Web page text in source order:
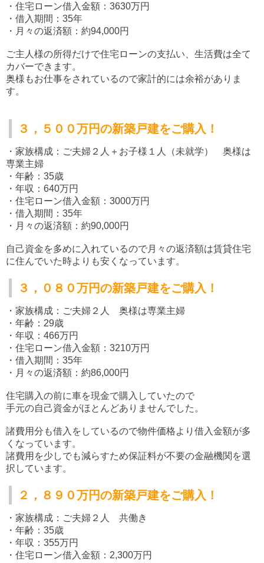
・住宅ローン借入金額：3630万円
・借入期間：35年
・月々の返済額：約94,000円
ご主人様の所得だけで住宅ローンの支払い、生活費は全て
カバーできます。
奥様もお仕事をされているので家計的には余裕がありま
す。
３，５００万円の新築戸建をご購入！
・家族構成：ご夫婦２人＋お子様１人（未就学） 奥様は
専業主婦
・年齢：35歳
・年収：640万円
・住宅ローン借入金額：3000万円
・借入期間：35年
・月々の返済額：約90,000円
自己資金を多めに入れているので月々の返済額は賃貸住宅
に住んでいた時よりも安くなっています。
３，０８０万円の新築戸建をご購入！
・家族構成：ご夫婦２人 奥様は専業主婦
・年齢：29歳
・年収：466万円
・住宅ローン借入金額：3210万円
・借入期間：35年
・月々の返済額：約86,000円
住宅購入の前に車を現金で購入していたので
手元の自己資金がほとんどありませんでした。
諸費用分も借入をしているので物件価格より借入金額が多
くなっています。
諸費用を少しでも減らすため保証料が不要の金融機関を選
択しています。
２，８９０万円の新築戸建をご購入！
・家族構成：ご夫婦２人 共働き
・年齢：35歳
・年収：355万円
・住宅ローン借入金額：2,300万円